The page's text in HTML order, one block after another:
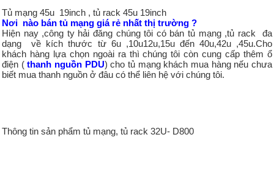
Tủ mạng 45u 19inch , tủ rack 45u 19inch
Nơi nào bán tủ mạng giá rẻ nhất thị trường ?
Hiện nay ,công ty hải đăng chúng tôi có bán tủ mạng ,tủ rack đa
dạng về kích thước từ 6u ,10u12u,15u đến 40u,42u ,45u.Cho
khách hàng lựa chọn ngoài ra thì chúng tôi còn cung cấp thêm ổ
điện (thanh nguồn PDU) cho tủ mạng khách mua hàng nếu chưa
biết mua thanh nguồn ở đâu có thể liên hệ với chúng tôi.
Thông tin sản phẩm tủ mạng, tủ rack 32U- D800